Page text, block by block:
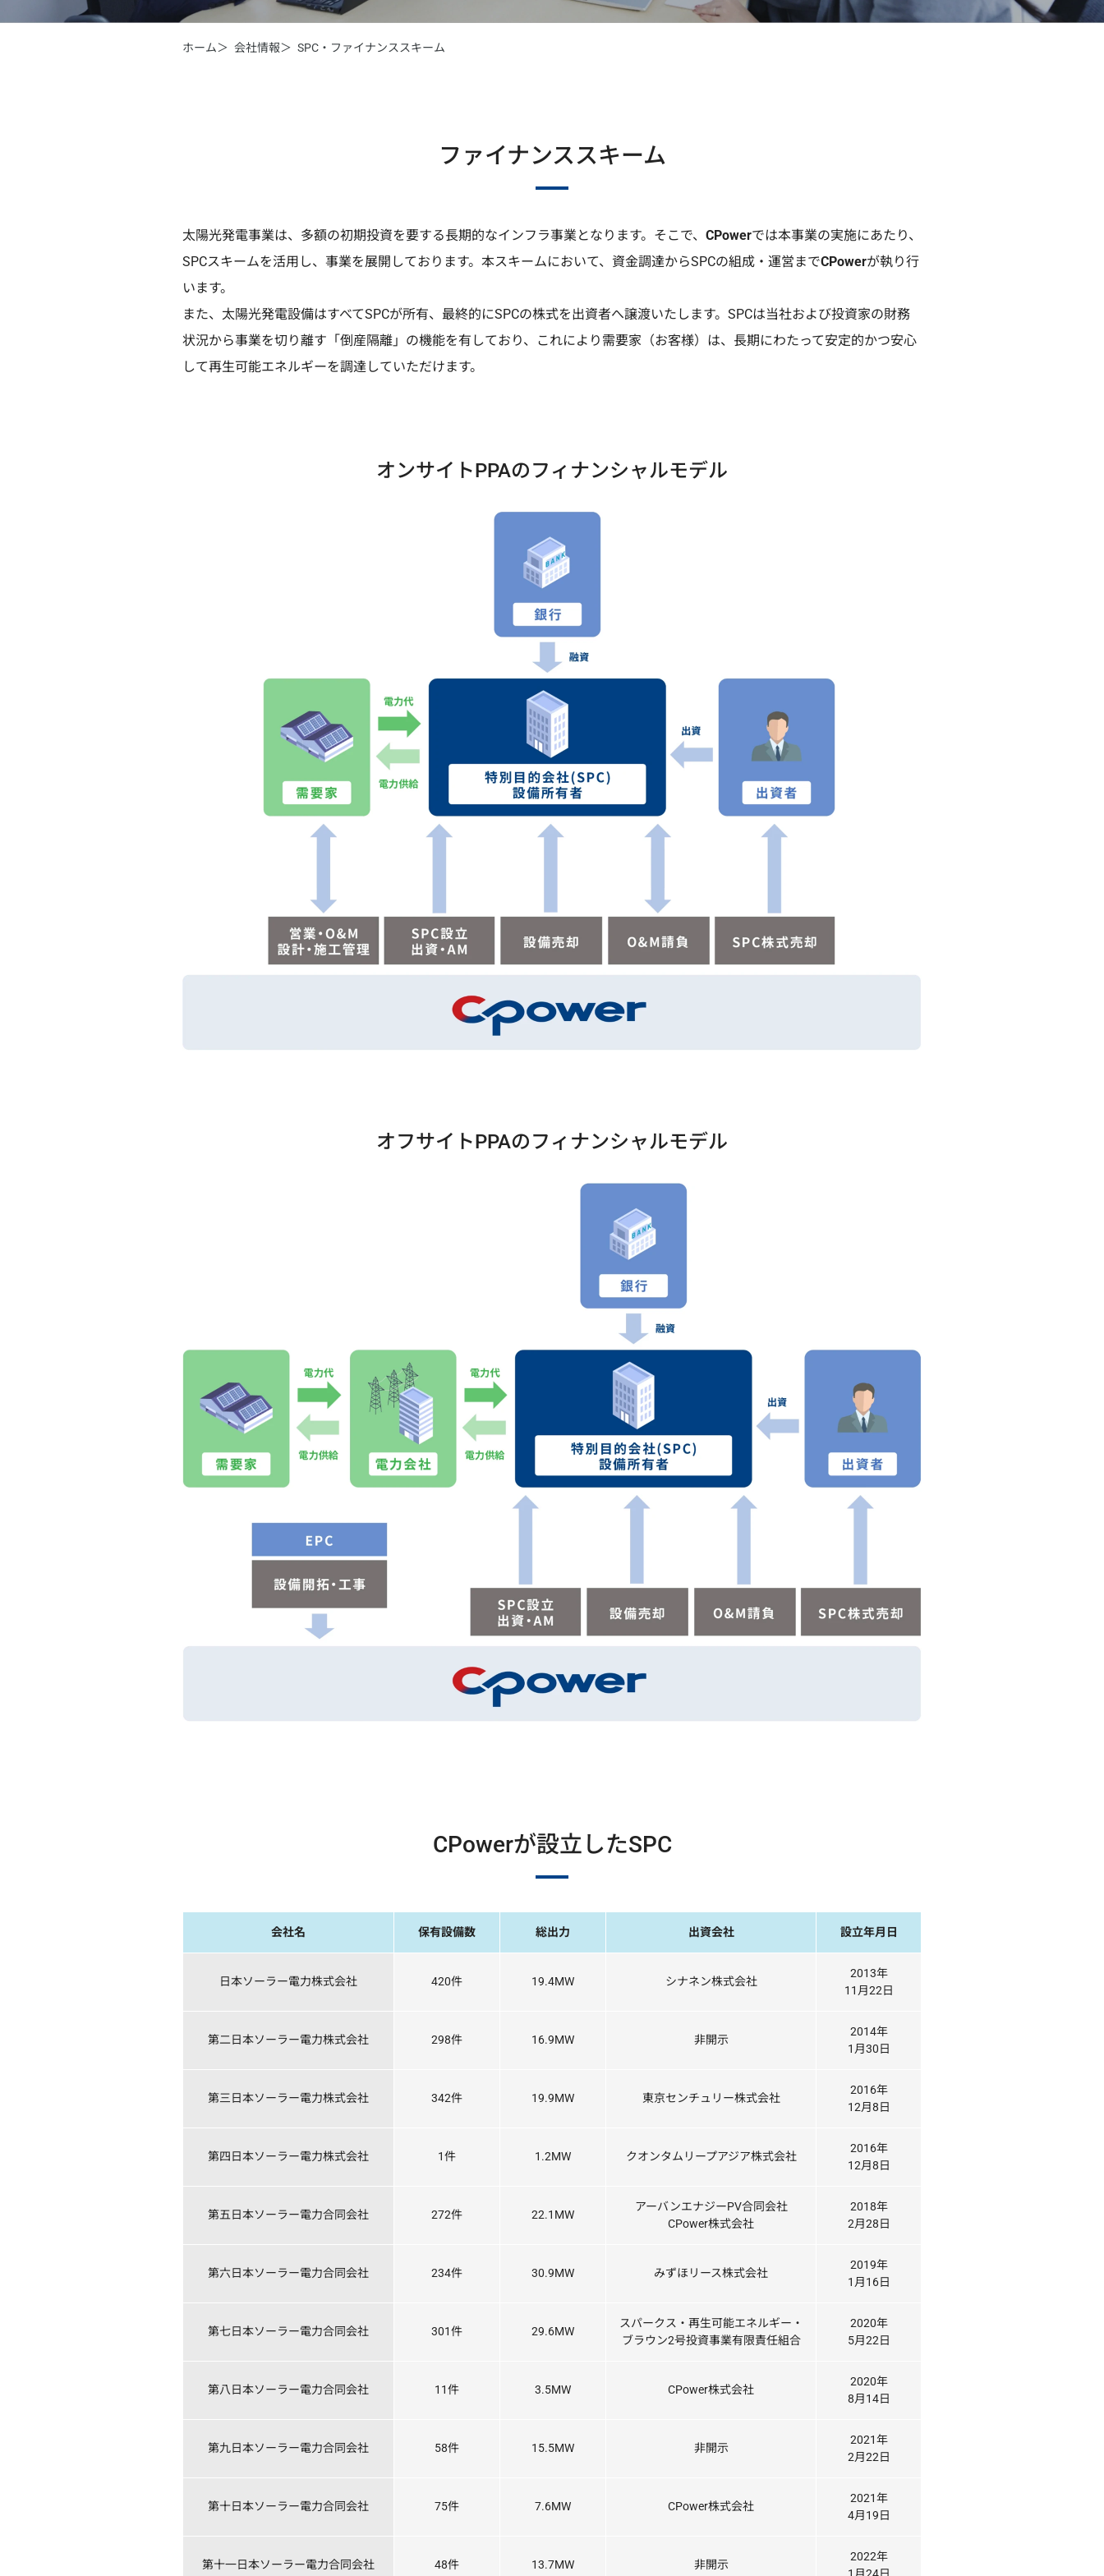
ホーム 会社情報 SPC・ファイナンススキーム
ファイナンススキーム
太陽光発電事業は、多額の初期投資を要する長期的なインフラ事業となります。そこで、 CPowerでは本事業の実施にあたり、
SPCスキームを活用し、事業を展開しております。本スキームにおいて、資金調達からSPCの組成・運営までCPowerが執り行
います。
また、太陽光発電設備はすべてSPCが所有、最終的にSPCの株式を出資者へ譲渡いたします。SPCは当社および投資家の財務
状況から事業を切り離す「倒産隔離」の機能を有しており、これにより需要家（お客様）は、長期にわたって安定的かつ安心
して再生可能エネルギーを調達していただけます。
オンサイトPPAのフィナンシャルモデル
オフサイトPPAのフィナンシャルモデル
CPowerが設立したSPC
会社名 保有設備数 総出力 出資会社 設立年月日
日本ソーラー電力株式会社 420件 19.4MW シナネン株式会社
2013年
11月22日
第二日本ソーラー電力株式会社 298件 16.9MW 非開示
2014年
1月30日
第三日本ソーラー電力株式会社 342件 19.9MW 東京センチュリー株式会社
2016年
12月8日
第四日本ソーラー電力株式会社 1件 1.2MW クオンタムリープアジア株式会社
2016年
12月8日
第五日本ソーラー電力合同会社 272件 22.1MW
アーバンエナジーPV合同会社
CPower株式会社
2018年
2月28日
第六日本ソーラー電力合同会社 234件 30.9MW みずほリース株式会社
2019年
1月16日
第七日本ソーラー電力合同会社 301件 29.6MW
スパークス・再生可能エネルギー・
ブラウン2号投資事業有限責任組合
2020年
5月22日
第八日本ソーラー電力合同会社 11件 3.5MW CPower株式会社
2020年
8月14日
第九日本ソーラー電力合同会社 58件 15.5MW 非開示
2021年
2月22日
第十日本ソーラー電力合同会社 75件 7.6MW CPower株式会社
2021年
4月19日
第十一日本ソーラー電力合同会社 48件 13.7MW 非開示
2022年